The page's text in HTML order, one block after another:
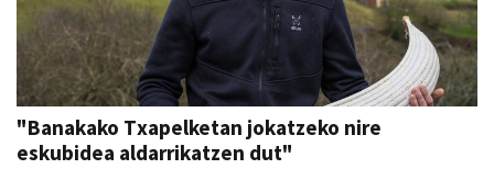
"Banakako Txapelketan jokatzeko nire
eskubidea aldarrikatzen dut"